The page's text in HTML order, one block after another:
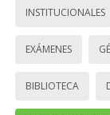
INSTITUCIONALES
EXÁMENES
BIBLIOTECA